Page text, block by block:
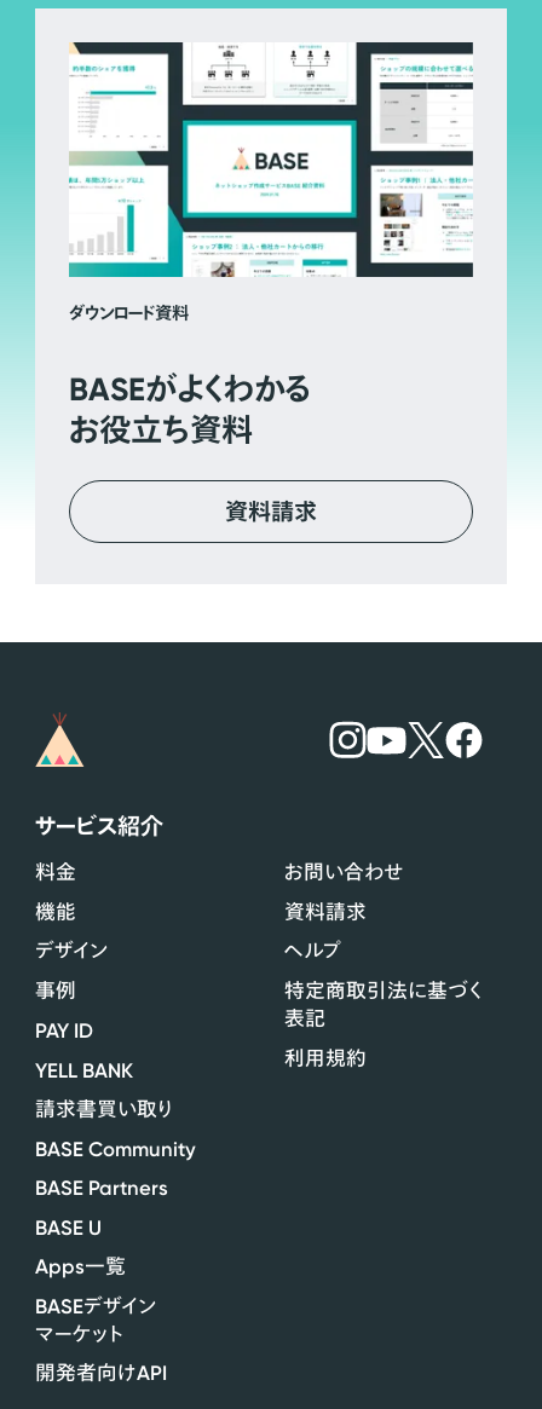
ダウンロード資料
BASEがよくわかる
お役立ち資料
資料請求
サービス紹介
料金
機能
デザイン
事例
PAY ID
YELL BANK
請求書買い取り
BASE Community
BASE Partners
BASE U
Apps一覧
BASEデザイン
マーケット
開発者向けAPI
お問い合わせ
資料請求
ヘルプ
特定商取引法に基づく
表記
利用規約